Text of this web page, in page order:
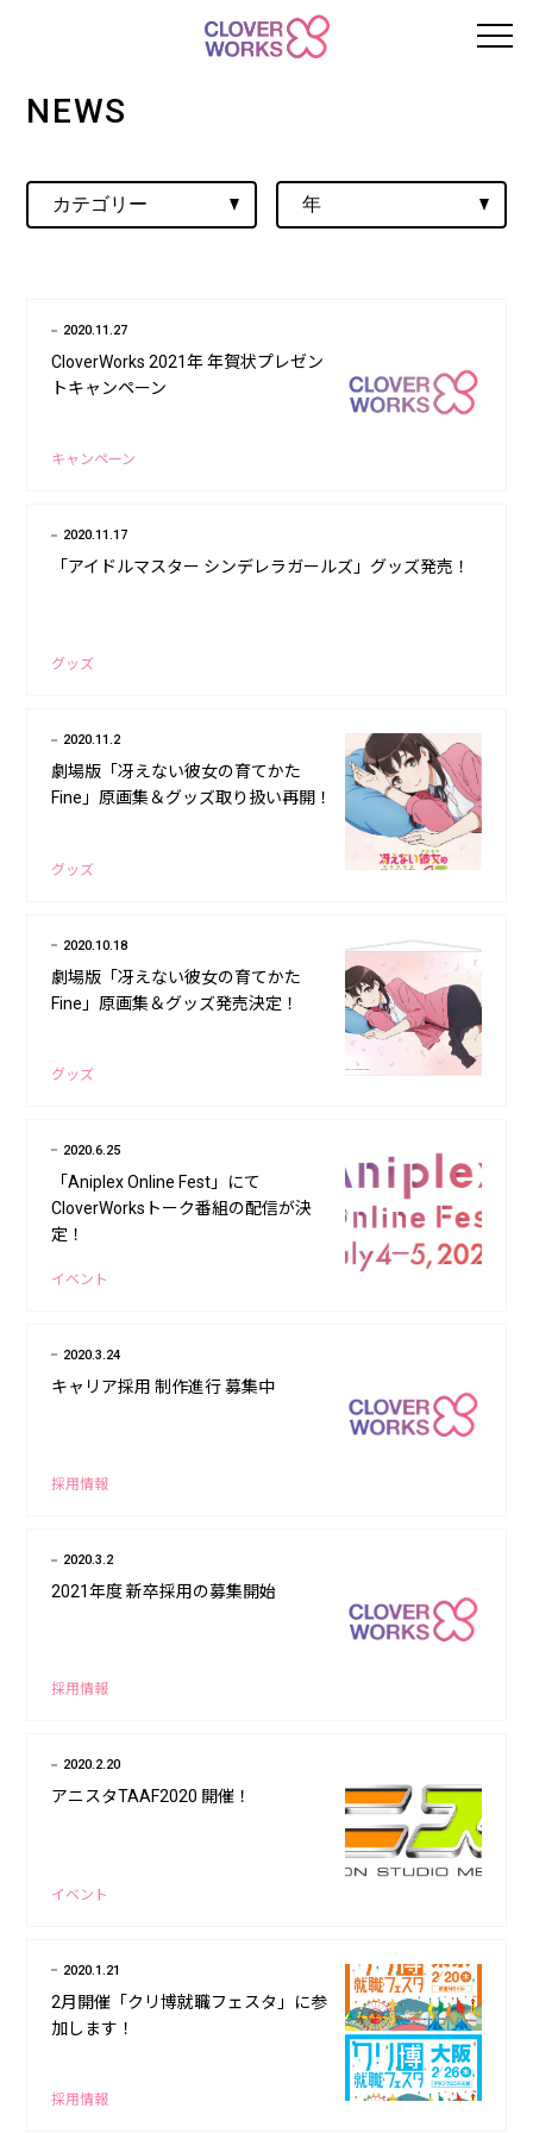
NEWS
2020.11.27
CloverWorks 2021年 年賀状プレゼン
トキャンペーン
キャンペーン
2020.11.17
「アイドルマスター シンデレラガールズ」グッズ発売！
グッズ
2020.11.2
劇場版「冴えない彼女の育てかた
Fine」原画集＆グッズ取り扱い再開！
グッズ
2020.10.18
劇場版「冴えない彼女の育てかた
Fine」原画集＆グッズ発売決定！
グッズ
2020.6.25
「Aniplex Online Fest」にて
CloverWorksトーク番組の配信が決
定！
イベント
2020.3.24
キャリア採用 制作進行 募集中
採用情報
2020.3.2
2021年度 新卒採用の募集開始
採用情報
2020.2.20
アニスタTAAF2020 開催！
イベント
2020.1.21
2月開催「クリ博就職フェスタ」に参
加します！
採用情報